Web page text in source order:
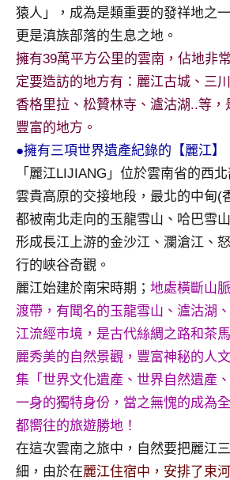
企
業
講
座、
部
落
客
及
旅
遊
雜
誌
專
觀
光
局
合
作
人
對
象。
★
猿人」，成為是類重要的發祥地之
更是滇族部落的生息之地。
擁有39萬平方公里的雲南，佔地非
定要造訪的地方有：麗江古城、三
香格里拉、松贊林寺、瀘沽湖..等
豐富的地方。
●擁有三項世界遺產紀錄的【麗江】
「麗江LIJIANG」位於雲南省的西
雲貴高原的交接地段，最北的中甸(
都被南北走向的玉龍雪山、哈巴雪
形成長江上游的金沙江、瀾滄江、
行的峽谷奇觀。
麗江始建於南宋時期； 地處橫斷山
渡帶，有聞名的玉龍雪山、瀘沽湖
江流經市境，是古代絲綢之路和茶
麗秀美的自然景觀，豐富神秘的人
集「世界文化遺產、世界自然遺產
一身的獨特身份，當之無愧的成為
都嚮往的旅遊勝地！
在這次雲南之旅中，自然要把麗江
細，由於在麗江住宿中，安排了束